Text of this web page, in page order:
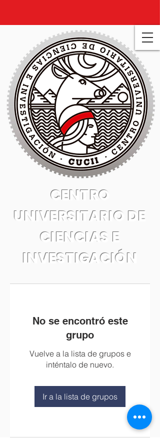
CENTRO
UNIVERSITARIO DE
CIENCIAS E
INVESTIGACIÓN
No se encontró este
grupo
Vuelve a la lista de grupos e
inténtalo de nuevo.
Ir a la lista de grupos